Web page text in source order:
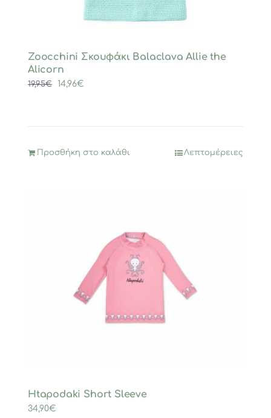
Zoocchini Σκουφάκι Balaclava Allie the
Alicorn
19,95€
Original
14,96€
Προσθήκη στο καλάθι Λεπτομέρειες
Htapodaki Short Sleeve
34,90€